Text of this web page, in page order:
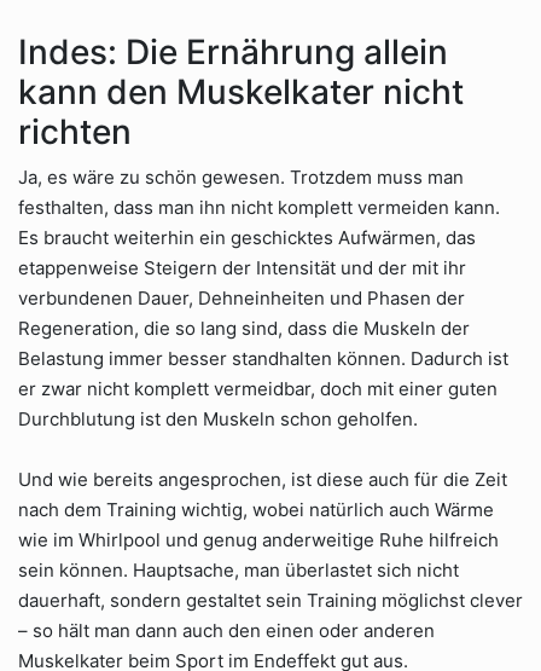
Indes: Die Ernährung allein
kann den Muskelkater nicht
richten
Ja, es wäre zu schön gewesen. Trotzdem muss man
festhalten, dass man ihn nicht komplett vermeiden kann.
Es braucht weiterhin ein geschicktes Aufwärmen, das
etappenweise Steigern der Intensität und der mit ihr
verbundenen Dauer, Dehneinheiten und Phasen der
Regeneration, die so lang sind, dass die Muskeln der
Belastung immer besser standhalten können. Dadurch ist
er zwar nicht komplett vermeidbar, doch mit einer guten
Durchblutung ist den Muskeln schon geholfen.
Und wie bereits angesprochen, ist diese auch für die Zeit
nach dem Training wichtig, wobei natürlich auch Wärme
wie im Whirlpool und genug anderweitige Ruhe hilfreich
sein können. Hauptsache, man überlastet sich nicht
dauerhaft, sondern gestaltet sein Training möglichst clever
– so hält man dann auch den einen oder anderen
Muskelkater beim Sport im Endeffekt gut aus.